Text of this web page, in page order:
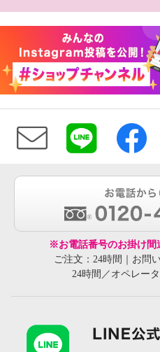
※お電話番号のお掛け間
ご注文：24時間｜お問
24時間／オペレー